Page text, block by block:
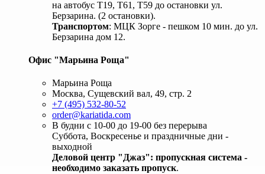
на автобус Т19, Т61, Т59 до остановки ул.
Берзарина. (2 остановки).
Транспортом: МЦК Зорге - пешком 10 мин. до ул.
Берзарина дом 12.
Офис "Марьина Роща"
Марьина Роща
Москва, Сущевский вал, 49, стр. 2
+7 (495) 532-80-52
order@kariatida.com
В будни с 10-00 до 19-00 без перерыва
Суббота, Воскресенье и праздничные дни -
выходной
Деловой центр "Джаз": пропускная система -
необходимо заказать пропуск.